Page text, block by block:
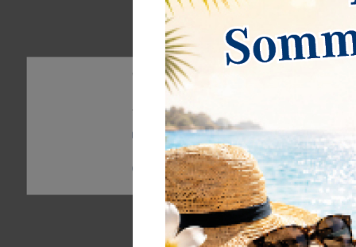
Wir nutzen Cookies auf unserer Website. Einige
Ihre Erfahrung zu verbessern. Weitere
finden Sie hier:
Daten­schutz­erklärung
Impressum
Essenziell Statistik Externe